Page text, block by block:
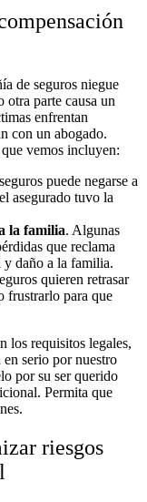
de seguros niegue
otra parte causa un
enfrentan
con un abogado.
vemos incluyen:
puede negarse a
asegurado tuvo la
la familia. Algunas
que reclama
y daño a la familia.
quieren retrasar
frustrarlo para que
los requisitos legales,
serio por nuestro
por su ser querido
Permita que
riesgos